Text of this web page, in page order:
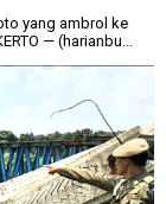
yang ambrol ke
— (harianbu...